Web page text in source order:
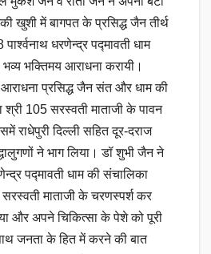
खुशी में बागपत के प्रसिद्ध जैन तीर्थ
धरणेन्द्र पद्मावती धाम
भक्तिमय आराधना करायी।
आराधना प्रसिद्ध जैन संत और धाम की
श्री 105 सरस्वती माताजी के पावन
राधेपुरी दिल्ली सहित दूर-दराज
ने भाग लिया। डॉ शुभी जैन ने
पद्मावती धाम की संचालिका
सरस्वती माताजी के चरणस्पर्श कर
और अपने चिकित्सा के पेशे को पूरी
जनता के हित में करने की बात